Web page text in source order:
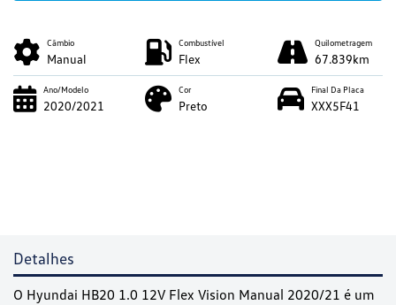
Câmbio
Manual
Combustível
Flex
Quilometragem
67.839km
Ano/Modelo
2020/2021
Cor
Preto
Final Da Placa
XXX5F41
Detalhes
O Hyundai HB20 1.0 12V Flex Vision Manual 2020/21 é um